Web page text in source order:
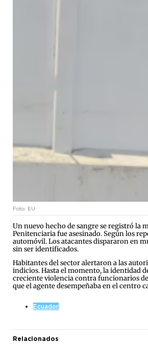
Foto: EU.
Un nuevo hecho de sangre se registró la
Penitenciaria fue asesinado. Según los
automóvil. Los atacantes dispararon en
sin ser identificados.
Habitantes del sector alertaron a las
indicios. Hasta el momento, la identidad
creciente violencia contra funcionarios
que el agente desempeñaba en el centro
Ecuador
Relacionados